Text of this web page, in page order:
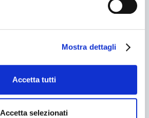
Mostra dettagli
Accetta tutti
Accetta selezionati